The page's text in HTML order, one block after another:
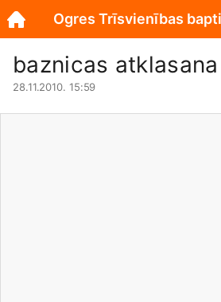
baznicas atklasana
28.11.2010. 15:59
Ogres Trīsvienības